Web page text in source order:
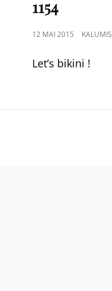
1154
POSTED
12 MAI 2015 KALUMIS
Let’s bikini !